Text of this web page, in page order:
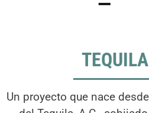
Un proyecto que nace